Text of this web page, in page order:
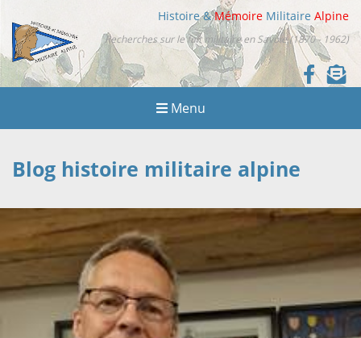
Histoire &Mémoire Militaire Alpine
Recherches sur le fait militaire en Savoie (1870 - 1962)
Menu
Blog histoire militaire alpine